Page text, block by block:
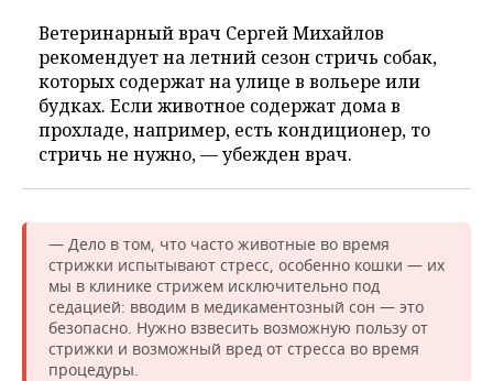
Ветеринарный врач Сергей Михайлов
рекомендует на летний сезон стричь собак,
которых содержат на улице в вольере или
будках. Если животное содержат дома в
прохладе, например, есть кондиционер, то
стричь не нужно, — убежден врач.
— Дело в том, что часто животные во время
стрижки испытывают стресс, особенно кошки — их
мы в клинике стрижем исключительно под
седацией: вводим в медикаментозный сон — это
безопасно. Нужно взвесить возможную пользу от
стрижки и возможный вред от стресса во время
процедуры.